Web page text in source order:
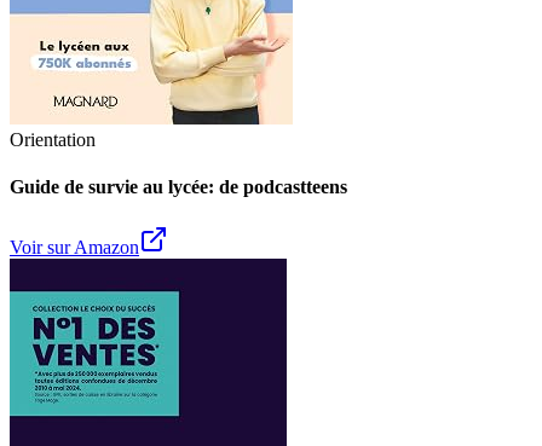
Orientation
Guide de survie au lycée: de podcastteens
Voir sur Amazon